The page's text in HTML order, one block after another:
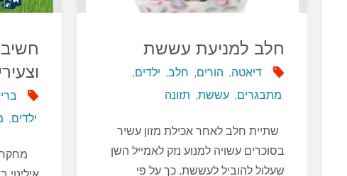
חלב למניעת עששת
דיאטה, הורים, חלב, ילדים,
מתבגרים, עששת, תזונה
שתיית חלב לאחר אכילת מזון עשיר
בסוכרים עשויה למנוע נזק לאמייל השן
שעלול להוביל לעששת. כך על פי
ילדים,
מחקר